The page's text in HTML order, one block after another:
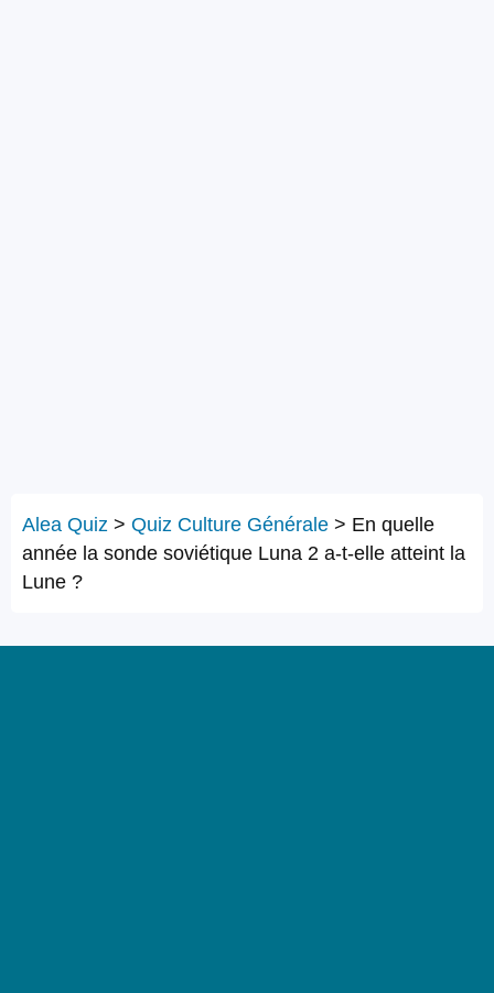
Alea Quiz > Quiz Culture Générale > En quelle
année la sonde soviétique Luna 2 a-t-elle atteint la
Lune ?